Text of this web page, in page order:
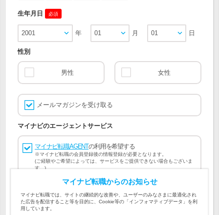
生年月日 必須
2001 年 01 月 01 日
性別
男性 女性
メールマガジンを受け取る
マイナビのエージェントサービス
マイナビ転職AGENTの利用を希望する
※マイナビ転職の会員登録後の情報登録が必要となります。
(ご経験やご希望によっては、サービスをご提供できない場合もございま
す。)
会員登録には マイナビ転職 会員規約
マイナビ転職AGENT
会員規約、マイナビ転職AGENT 個人情報の取り扱い および
個人情報の取り扱い
マイナビ転職からのお知らせ
マイナビ転職では、サイトの継続的な改善や、ユーザーのみなさまに最適化され
た広告を配信すること等を目的に、Cookie等の「インフォマティブデータ」を利
用しています。